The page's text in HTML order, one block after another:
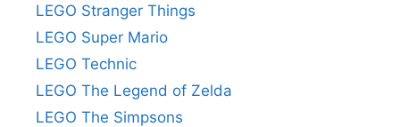
LEGO Stranger Things
LEGO Super Mario
LEGO Technic
LEGO The Legend of Zelda
LEGO The Simpsons